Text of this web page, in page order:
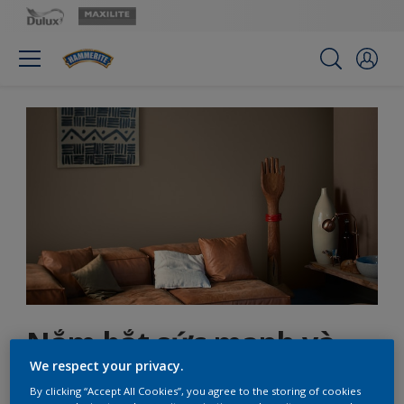
Nắm bắt sức mạnh và
linh hồn của châu Phi
We respect your privacy.
By clicking “Accept All Cookies”, you agree to the storing of cookies